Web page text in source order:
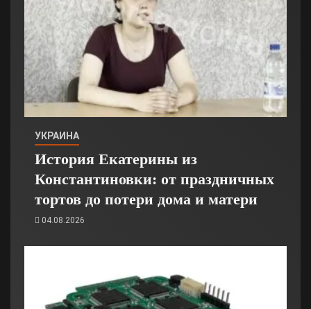
УКРАИНА
История Екатерины из
Константиновки: от праздничных
тортов до потери дома и матери
04.08.2026